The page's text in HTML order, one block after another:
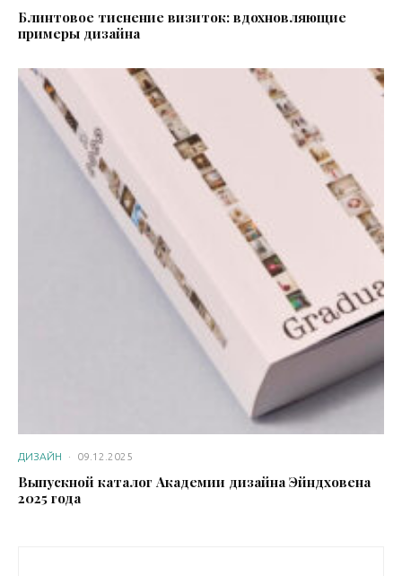
Блинтовое тиснение визиток: вдохновляющие
примеры дизайна
ДИЗАЙН · 09.12.2025
Выпускной каталог Академии дизайна Эйндховена
2025 года